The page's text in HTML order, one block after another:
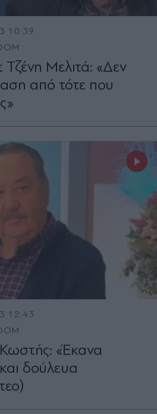
10:39
Μελιτά: «Δεν
από τότε που
12:43
Κωστής: «Έκανα
δούλευα